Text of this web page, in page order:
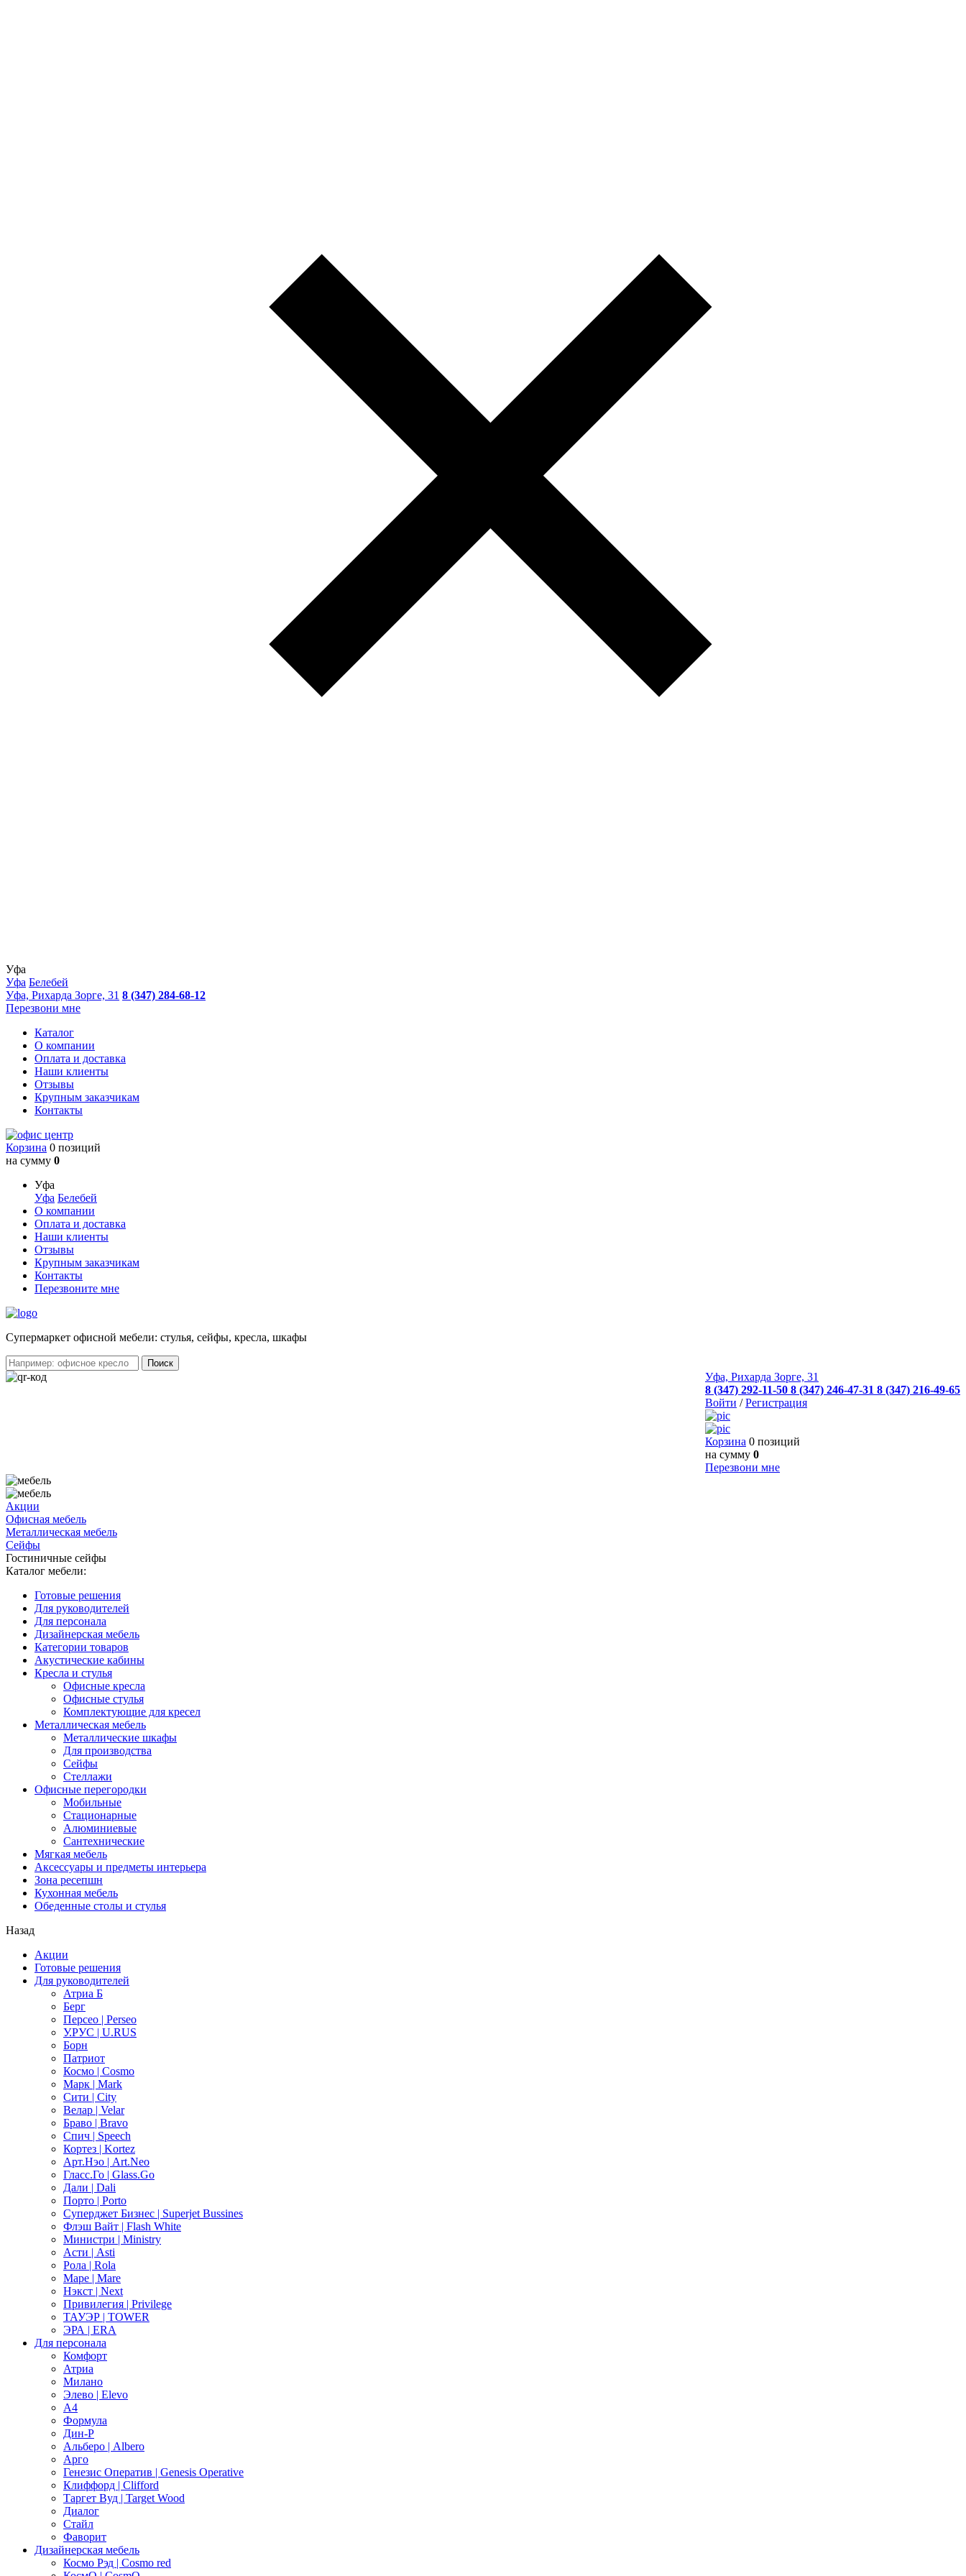
Уфа
Уфа Белебей
Уфа, Рихарда Зорге, 31 8 (347) 284-68-12
Перезвони мне
Каталог
О компании
Оплата и доставка
Наши клиенты
Отзывы
Крупным заказчикам
Контакты
Корзина 0 позиций
на сумму 0
Уфа
Уфа Белебей
О компании
Оплата и доставка
Наши клиенты
Отзывы
Крупным заказчикам
Контакты
Перезвоните мне
Cупермаркет офисной мебели: стулья, сейфы, кресла, шкафы
Уфа, Рихарда Зорге, 31
8 (347) 292-11-50 8 (347) 246-47-31 8 (347) 216-49-65
Войти /Регистрация
Корзина 0 позиций
на сумму 0
Перезвони мне
Акции
Офисная мебель
Металлическая мебель
Сейфы
Гостиничные сейфы
Каталог мебели:
Готовые решения
Для руководителей
Для персонала
Дизайнерская мебель
Категории товаров
Акустические кабины
Кресла и стулья
Офисные кресла
Офисные стулья
Комплектующие для кресел
Металлическая мебель
Металлические шкафы
Для производства
Сейфы
Стеллажи
Офисные перегородки
Мобильные
Стационарные
Алюминиевые
Сантехнические
Мягкая мебель
Аксессуары и предметы интерьера
Зона ресепшн
Кухонная мебель
Обеденные столы и стулья
Назад
Акции
Готовые решения
Для руководителей
Атриа Б
Берг
Персео | Perseo
У.РУС | U.RUS
Борн
Патриот
Космо | Cosmo
Марк | Mark
Сити | City
Велар | Velar
Браво | Bravo
Спич | Speech
Кортез | Kortez
Арт.Нэо | Art.Neo
Гласс.Го | Glass.Go
Дали | Dali
Порто | Porto
Суперджет Бизнес | Superjet Bussines
Флэш Вайт | Flash White
Министри | Ministry
Асти | Asti
Рола | Rola
Маре | Mare
Нэкст | Next
Привилегия | Privilege
ТАУЭР | TOWER
ЭРА | ERA
Для персонала
Комфорт
Атриа
Милано
Элево | Elevo
А4
Формула
Дин-Р
Альберо | Albero
Арго
Генезис Оператив | Genesis Operative
Клиффорд | Clifford
Таргет Вуд | Target Wood
Диалог
Стайл
Фаворит
Дизайнерская мебель
Космо Рэд | Cosmo red